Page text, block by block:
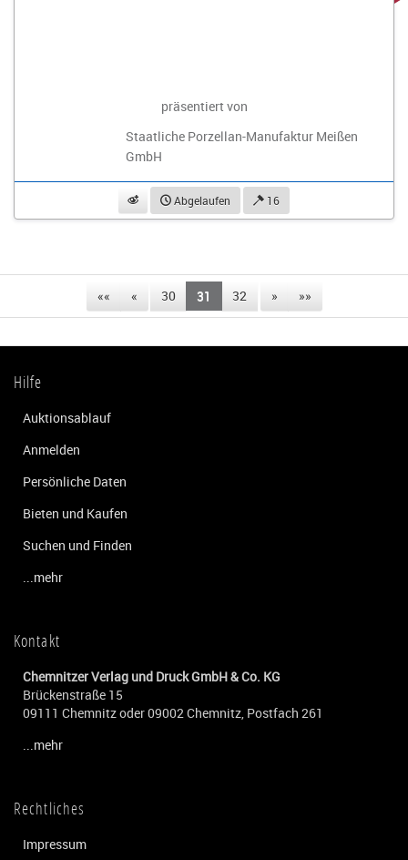
präsentiert von
Staatliche Porzellan-Manufaktur Meißen
GmbH
beobachtenAbgelaufen 16
«« « 30 31 32 » »»
Hilfe
Auktionsablauf
Anmelden
Persönliche Daten
Bieten und Kaufen
Suchen und Finden
...mehr
Kontakt
Chemnitzer Verlag und Druck GmbH & Co. KG
Brückenstraße 15
09111 Chemnitz oder 09002 Chemnitz, Postfach 261
...mehr
Rechtliches
Impressum